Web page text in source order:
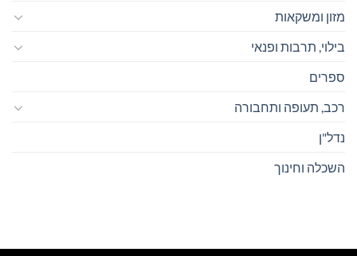
מזון ומשקאות
בילוי, תרבות ופנאי
ספרים
רכב, תעופה ותחבורה
נדל"ן
השכלה וחינוך